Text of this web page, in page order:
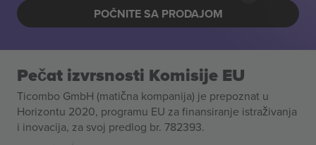
POČNITE SA PRODAJOM
Pečat izvrsnosti Komisije EU
Ticombo GmbH (matična kompanija) je prepoznat u
Horizontu 2020, programu EU za finansiranje istraživanja
i inovacija, za svoj predlog br. 782393.